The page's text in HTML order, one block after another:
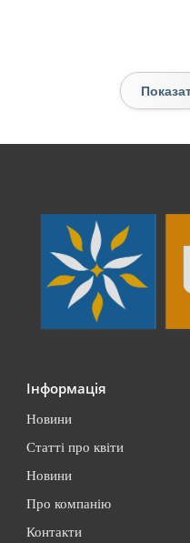
Інформація
Новини
Статті про квіти
Новини
Про компанію
Контакти